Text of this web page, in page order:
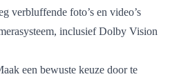
verbluffende foto’s en video’s
inclusief Dolby Vision
een bewuste keuze door te